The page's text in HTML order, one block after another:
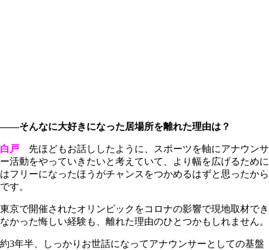
――そんなに大好きになった居場所を離れた理由は？
白戸 先ほどもお話ししたように、スポーツを軸にアナウンサ
ー活動をやっていきたいと考えていて、より幅を広げるために
はフリーになったほうがチャンスをつかめるはずと思ったから
です。
東京で開催されたオリンピックをコロナの影響で現地取材でき
なかった悔しい経験も、離れた理由のひとつかもしれません。
約3年半、しっかりお世話になってアナウンサーとしての基盤